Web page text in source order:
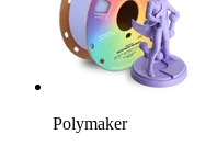
Polymaker